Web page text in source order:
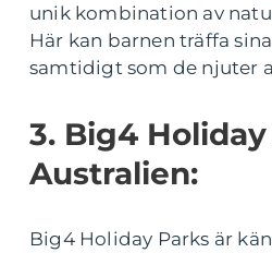
unik kombination av
Här kan barnen träffa
samtidigt som de njuter
3. Big4
Australien:
Big4 Holiday Parks är